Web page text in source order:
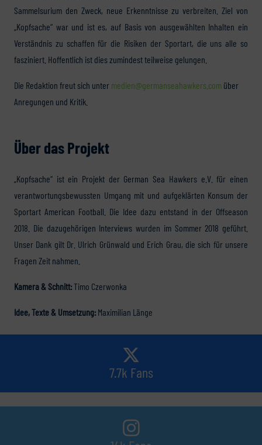
Sammelsurium den Zweck, neue Erkenntnisse zu verbreiten. Ziel von
„Kopfsache“ war und ist es, auf Basis von ausgewählten Inhalten ein
Verständnis zu schaffen für die Risiken der Sportart, die uns alle so
fasziniert. Hoffentlich ist dies zumindest teilweise gelungen.
Die Redaktion freut sich unter medien@germanseahawkers.com über
Anregungen und Kritik.
Über das Projekt
„Kopfsache“ ist ein Projekt der German Sea Hawkers e.V. für einen
verantwortungsbewussten Umgang mit und aufgeklärten Konsum der
Sportart American Football. Die Idee dazu entstand in der Offseason
2018. Die dazugehörigen Interviews wurden im Sommer 2018 geführt.
Unser Dank gilt Dr. Ulrich Grünwald und Erich Grau, die sich für unsere
Fragen Zeit nahmen.
Kamera & Schnitt:Timo Czerwonka
Idee, Texte & Umsetzung: Maximilian Länge
7.7k Fans